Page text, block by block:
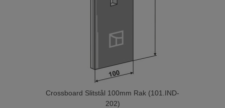
Crossboard Slitstål 100mm Rak (101.IND-
202)